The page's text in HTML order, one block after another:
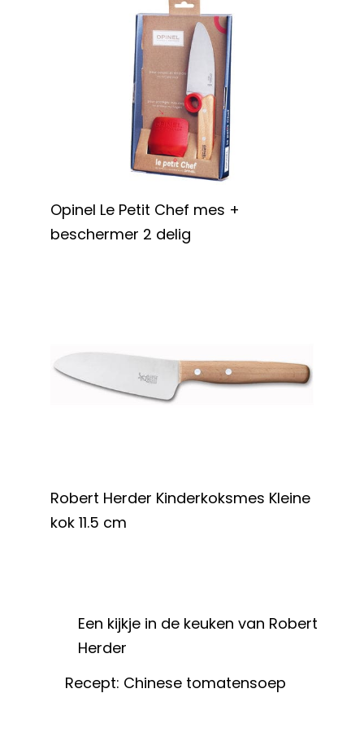
Opinel Le Petit Chef mes +
beschermer 2 delig
Robert Herder Kinderkoksmes Kleine
kok 11.5 cm
Een kijkje in de keuken van Robert
Herder
Recept: Chinese tomatensoep